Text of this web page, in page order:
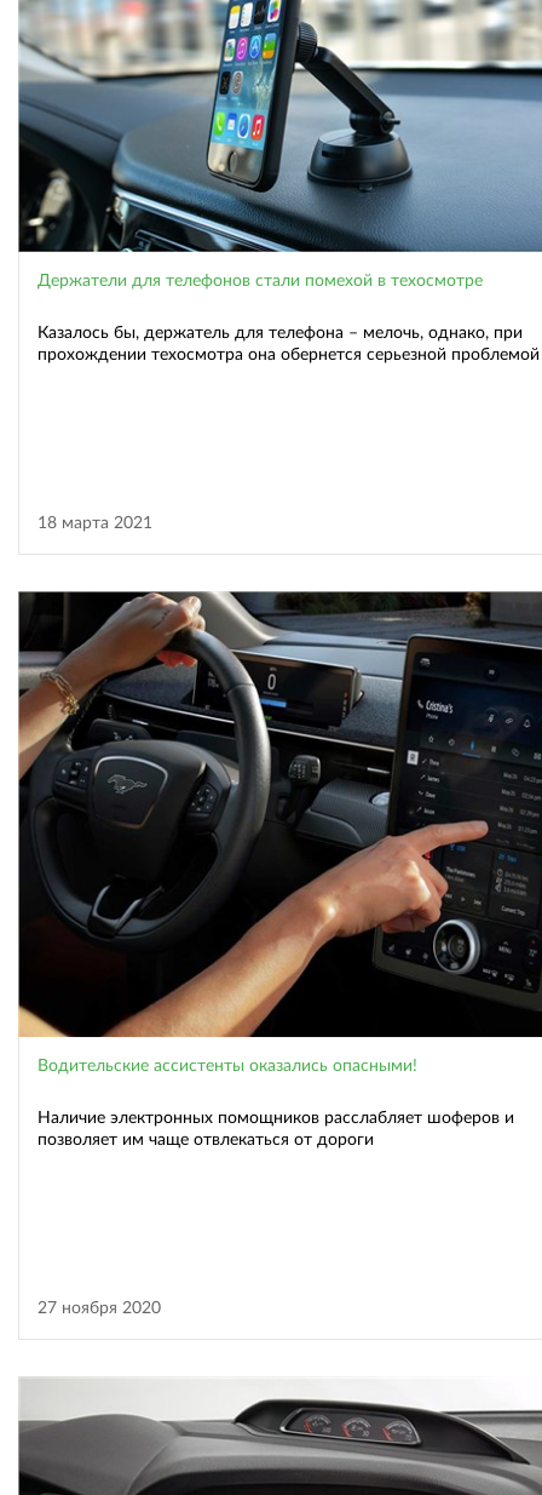
Держатели для телефонов стали помехой в техосмотре
Казалось бы, держатель для телефона – мелочь, однако, при
прохождении техосмотра она обернется серьезной проблемой
18 марта 2021
Водительские ассистенты оказались опасными!
Наличие электронных помощников расслабляет шоферов и
позволяет им чаще отвлекаться от дороги
27 ноября 2020